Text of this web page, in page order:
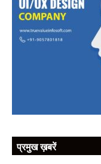
प्रमुख ख़बरें